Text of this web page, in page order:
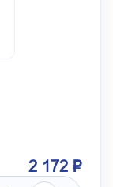
2 172 ₽